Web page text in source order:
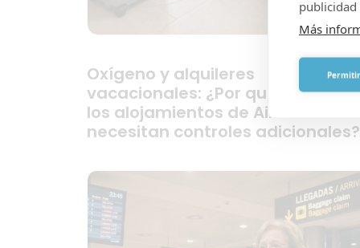
Oxígeno y alquileres
vacacionales: ¿Por qué las villas
los alojamientos de Airbnb
necesitan controles adicionales?
Más